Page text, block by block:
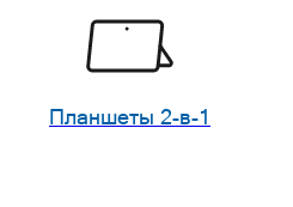
Планшеты 2-в-1